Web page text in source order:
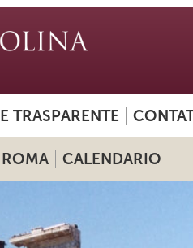
TRASPARENTE
CALENDARIO